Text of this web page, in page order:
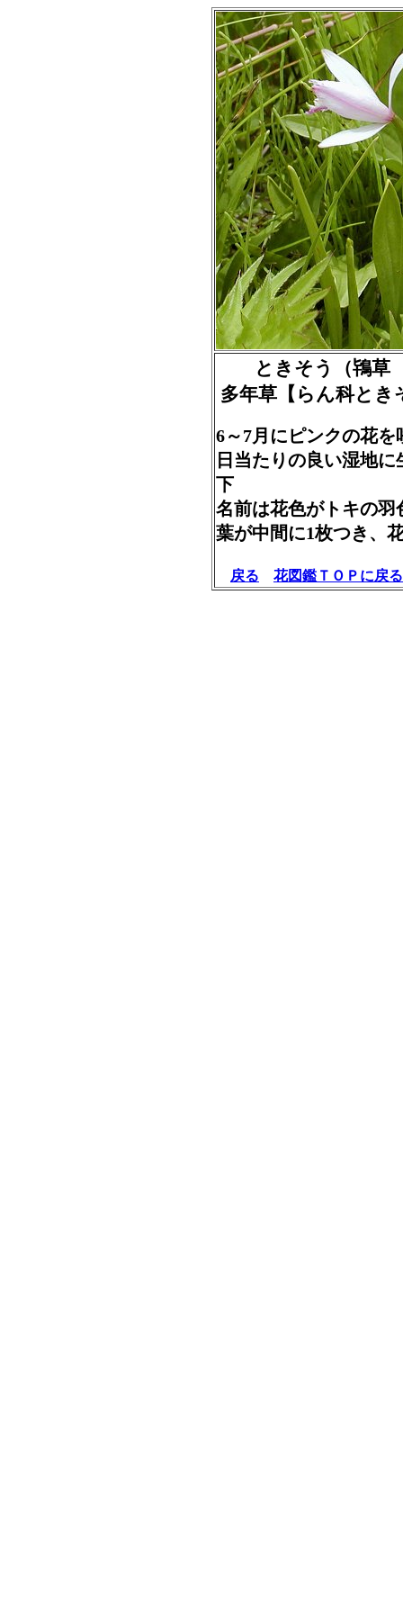
ときそう（鴇草
多年草【らん科と
6～7月にピンクの花
日当たりの良い湿地
下
名前は花色がトキの羽
葉が中間に1枚つき
戻る 花図鑑ＴＯＰに戻る